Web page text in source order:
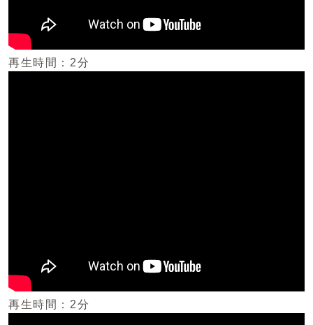
再生時間：2分
再生時間：2分